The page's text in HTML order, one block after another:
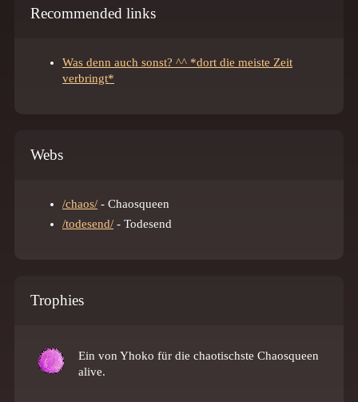
Recommended links
Was denn auch sonst? ^^ *dort die meiste Zeit
verbringt*
Webs
/chaos/ - Chaosqueen
/todesend/ - Todesend
Trophies
Ein von Yhoko für die chaotischste Chaosqueen
alive.